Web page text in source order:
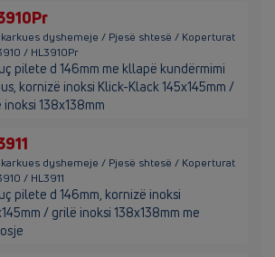
dyshemeje / Pjesë shtesë / Koperturat
/ HL3910Pr
pilete d 146mm me kllapë kundërmimi
kornizë inoksi Klick-Klack 145x145mm /
inoksi 138x138mm
dyshemeje / Pjesë shtesë / Koperturat
/ HL3911
pilete d 146mm, kornizë inoksi
/ grilë inoksi 138x138mm me